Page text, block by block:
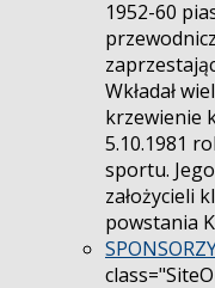
1952-60
Wkładał
krzewienie
5.10.1981
sportu.
założycieli
powstania